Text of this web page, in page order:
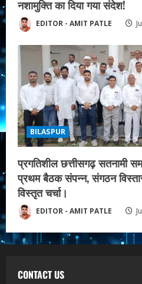
नशामुक्ति का दिया गया संदेश!
EDITOR - AMIT PATLE
BILASPUR
प्रगतिशील छत्तीसगढ़ सतनामी
प्रथम बैठक संपन्न, संगठन
विस्तृत चर्चा।
EDITOR - AMIT PATLE
CONTACT US